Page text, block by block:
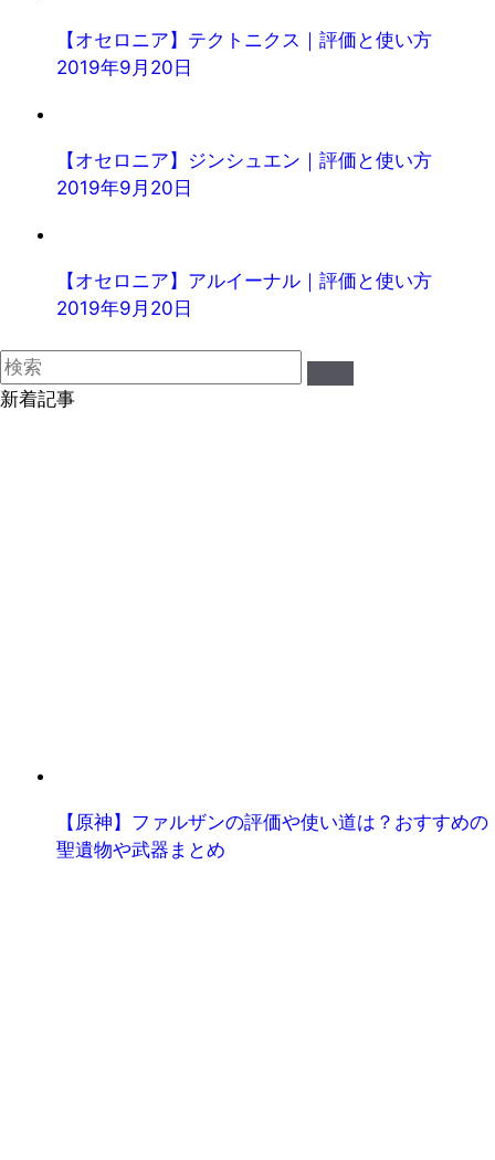
【オセロニア】テクトニクス｜評価と使い方
2019年9月20日
【オセロニア】ジンシュエン｜評価と使い方
2019年9月20日
【オセロニア】アルイーナル｜評価と使い方
2019年9月20日
新着記事
【原神】ファルザンの評価や使い道は？おすすめの
聖遺物や武器まとめ